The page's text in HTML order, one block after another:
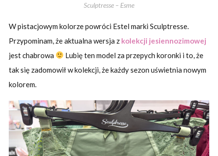
Sculptresse – Esme
W pistacjowym kolorze powróci Estel marki Sculptresse.
Przypominam, że aktualna wersja z kolekcji jesiennozimowej
jest chabrowa
Lubię ten model za przepych koronki i to, że
tak się zadomowił w kolekcji, że każdy sezon uświetnia nowym
kolorem.